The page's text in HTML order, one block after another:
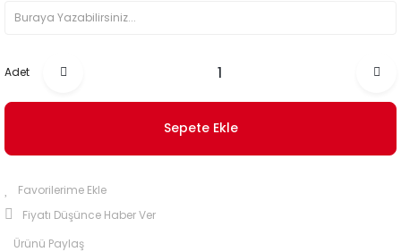
Adet
Sepete Ekle
Fiyatı Düşünce Haber Ver
Ürünü Paylaş